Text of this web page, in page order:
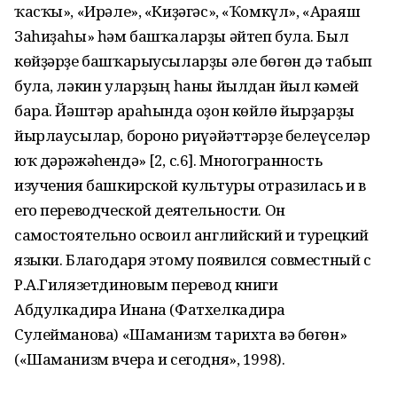
ҡас­ҡы», «Ирәле», «Киҙәгәс», «Ҡом­күл», «Арғаяш
Заһиҙаһы» һәм башҡаларҙы әйтеп була. Был
көйҙәрҙе башҡарыусыларҙы әле бөгөн дә табып
була, ләкин улар­ҙың һаны йылдан йыл кәмей
бара. Йәштәр араһында оҙон көйлө йырҙарҙы
йырлаусылар, боронғо риүәйәттәрҙе белеүселәр
юҡ дәрә­жәһендә» [2, с.6]. Многогранность
изучения башкирской культуры отразилась и в
его переводческой деятельности. Он
самостоятельно освоил английский и турецкий
языки. Благодаря этому появился совместный с
Р.А.Гилязетдиновым перевод книги
Абдулкадира Инана (Фатхелкадира
Сулейманова) «Шаманизм тарихта вә бөгөн»
(«Шаманизм вчера и сегодня», 1998).